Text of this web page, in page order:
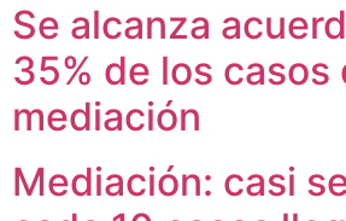
Se alcanza
35% de los casos
mediación
Mediación: casi